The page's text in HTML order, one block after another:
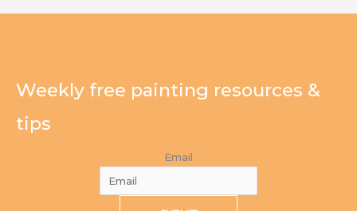
Weekly free painting resources &
tips
Email